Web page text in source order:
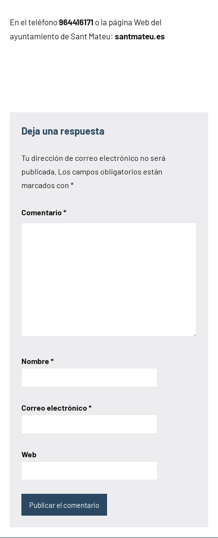
En el teléfono964416171 o la página Web del
ayuntamiento de Sant Mateu: santmateu.es
Deja una respuesta
Tu dirección de correo electrónico no será
publicada. Los campos obligatorios están
marcados con *
Comentario*
Nombre*
Correo electrónico*
Web